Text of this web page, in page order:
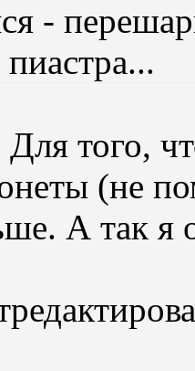
-
Для того,
(не
А так я